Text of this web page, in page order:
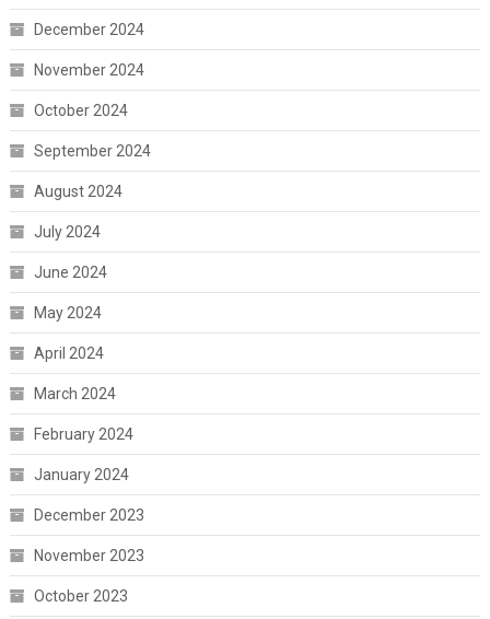
December 2024
November 2024
October 2024
September 2024
August 2024
July 2024
June 2024
May 2024
April 2024
March 2024
February 2024
January 2024
December 2023
November 2023
October 2023